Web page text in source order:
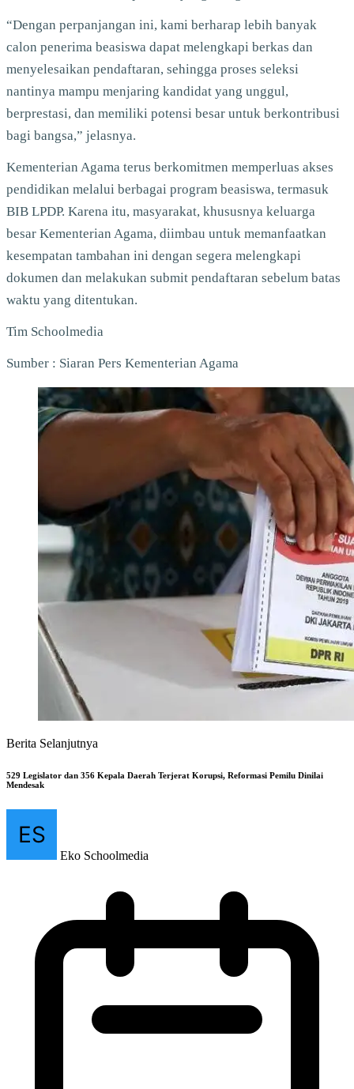
“Dengan perpanjangan ini, kami berharap lebih banyak
calon penerima beasiswa dapat melengkapi berkas dan
menyelesaikan pendaftaran, sehingga proses seleksi
nantinya mampu menjaring kandidat yang unggul,
berprestasi, dan memiliki potensi besar untuk berkontribusi
bagi bangsa,” jelasnya.
Kementerian Agama terus berkomitmen memperluas akses
pendidikan melalui berbagai program beasiswa, termasuk
BIB LPDP. Karena itu, masyarakat, khususnya keluarga
besar Kementerian Agama, diimbau untuk memanfaatkan
kesempatan tambahan ini dengan segera melengkapi
dokumen dan melakukan submit pendaftaran sebelum batas
waktu yang ditentukan.
Tim Schoolmedia
Sumber : Siaran Pers Kementerian Agama
Berita Selanjutnya
529 Legislator dan 356 Kepala Daerah Terjerat Korupsi, Reformasi Pemilu Dinilai
Mendesak
Eko Schoolmedia